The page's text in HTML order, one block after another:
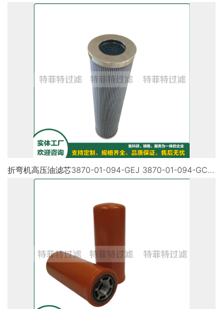
折弯机高压油滤芯3870-01-094-GEJ 3870-01-094-GCJ 3870-01-094-GES 3870-01-094-GEJR